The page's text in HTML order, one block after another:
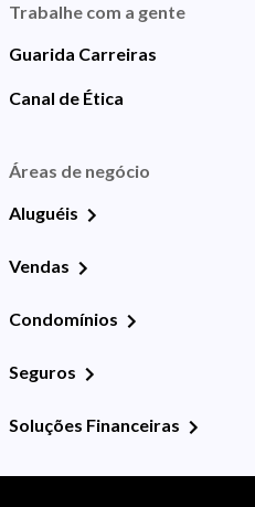
Trabalhe com a gente
Guarida Carreiras
Canal de Ética
Áreas de negócio
Aluguéis
Vendas
Condomínios
Seguros
Soluções Financeiras